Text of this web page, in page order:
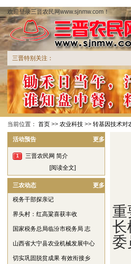
欢迎登录三晋农民网www.sjnmw.com！
三晋特别关注：
当前位置： 首页 >> 农业科技 >> 转基因技术对
活动预告 更多
1
三晋农民网 简介
[阅读全文]
三农动态 更多
税务干部探亲记
界头村：红高粱喜获丰收
国家税务总局临汾市税务局 志
山西省大宁县农业机械发展中心
切实巩固脱贫成果 有效衔接乡
重
长
委